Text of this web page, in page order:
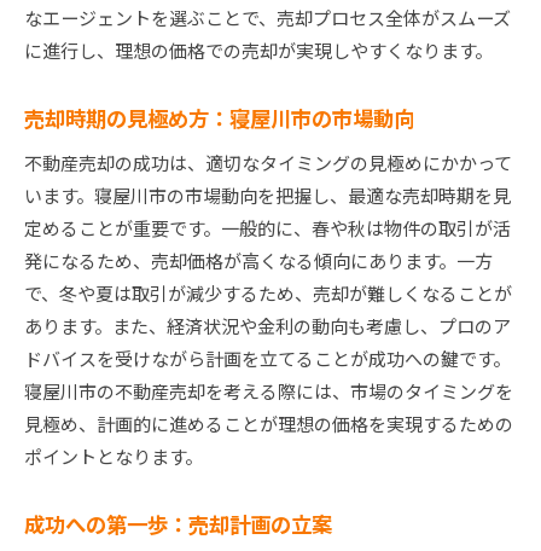
市場の変化に応じた柔軟な売却戦略
見込買い手を引き寄せるための公開戦略
寝屋川市不動産売却の鍵成功へ導く手数料管理のコ
ツ
手数料と売却利益のバランスを取る方法
寝屋川市での適切な手数料管理の実例
手数料設定が売却成功に与える影響
売却利益を最大化するための手数料活用法
コストと利益を見直すための手数料管理術
成功事例から学ぶ手数料管理と売却戦略
売却をスムーズに寝屋川市の不動産売却で活かすべ
き戦略
買い手を惹きつけるためのプロモーション戦略
なエージェントを選ぶことで、売却プロセス全体がスムーズ
に進行し、理想の価格での売却が実現しやすくなります。
売却時期の見極め方：寝屋川市の市場動向
不動産売却の成功は、適切なタイミングの見極めにかかって
います。寝屋川市の市場動向を把握し、最適な売却時期を見
定めることが重要です。一般的に、春や秋は物件の取引が活
発になるため、売却価格が高くなる傾向にあります。一方
で、冬や夏は取引が減少するため、売却が難しくなることが
あります。また、経済状況や金利の動向も考慮し、プロのア
ドバイスを受けながら計画を立てることが成功への鍵です。
寝屋川市の不動産売却を考える際には、市場のタイミングを
見極め、計画的に進めることが理想の価格を実現するための
ポイントとなります。
成功への第一歩：売却計画の立案